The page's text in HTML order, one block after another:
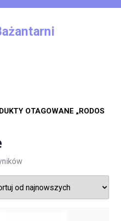
OTAGOWANE „RODOS
Posortowane
najnowszych